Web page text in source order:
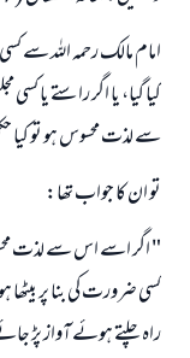
امام مالك رحمہ اللہ
كيا گيا، يا اگر راستے يا
سے لذت محسوس ہو تو كيا
تو ان كا جواب تھا:
" اگر اسے اس سے لذت
كسى ضرورت كى بنا پر
راہ چلتے ہوئے آواز پڑ